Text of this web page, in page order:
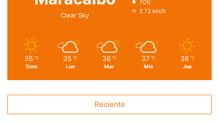
Clear Sky
70%
2.72 km/h
35 ℃
Dom
35 ℃
Lun
36 ℃
Mar
37 ℃
Mié
36 ℃
Jue
Reciente